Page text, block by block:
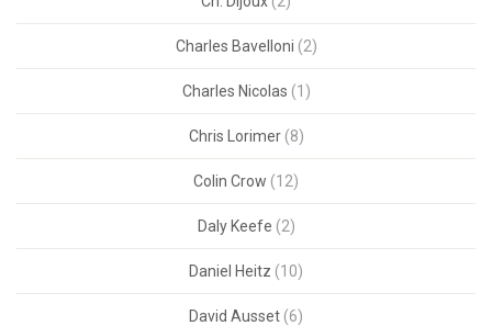
Charles Bavelloni (2)
Charles Nicolas (1)
Chris Lorimer(8)
Colin Crow (12)
Daly Keefe (2)
Daniel Heitz (10)
David Ausset (6)